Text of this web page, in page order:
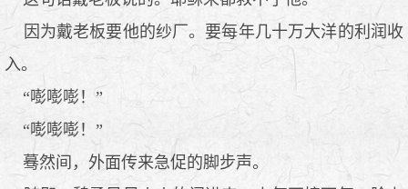
因为戴老板要他的纱厂。要每年几十万大洋的利润收
入。
“嘭嘭嘭！”
“嘭嘭嘭！”
蓦然间，外面传来急促的脚步声。